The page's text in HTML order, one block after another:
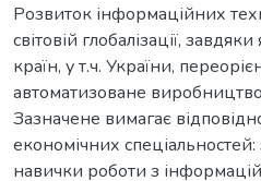
Розвиток інформаційних
світовій глобалізації,
країн, у т.ч. України,
автоматизоване виробництво
Зазначене вимагає
економічних
навички роботи з